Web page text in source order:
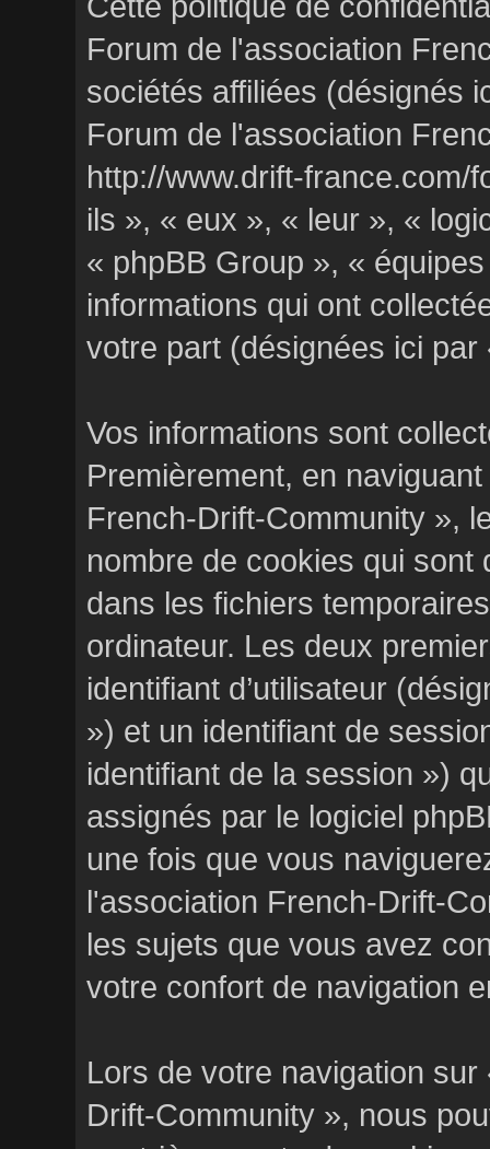
Forum de l'association
sociétés affiliées (désignés
Forum de l'association
http://www.drift-france.com/
ils », « eux », « leur », «
« phpBB Group », «
informations qui ont
votre part (désignées ici
Vos informations sont
Premièrement, en
French-Drift-Community »,
nombre de cookies qui
dans les fichiers
ordinateur. Les deux
identifiant d’utilisateur
») et un identifiant de
identifiant de la session »)
assignés par le logiciel
une fois que vous
l'association French-Drift-
les sujets que vous avez
votre confort de navigation
Lors de votre navigation
Drift-Community », nous